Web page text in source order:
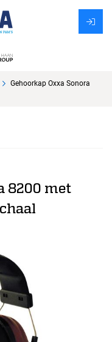
Gehoorkap Oxxa Sonora
8200 met